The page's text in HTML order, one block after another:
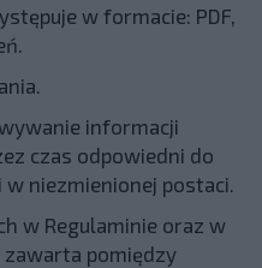
w formacie: PDF,
informacji
czas odpowiedni do
niezmienionej postaci.
w Regulaminie oraz w
zawarta pomiędzy